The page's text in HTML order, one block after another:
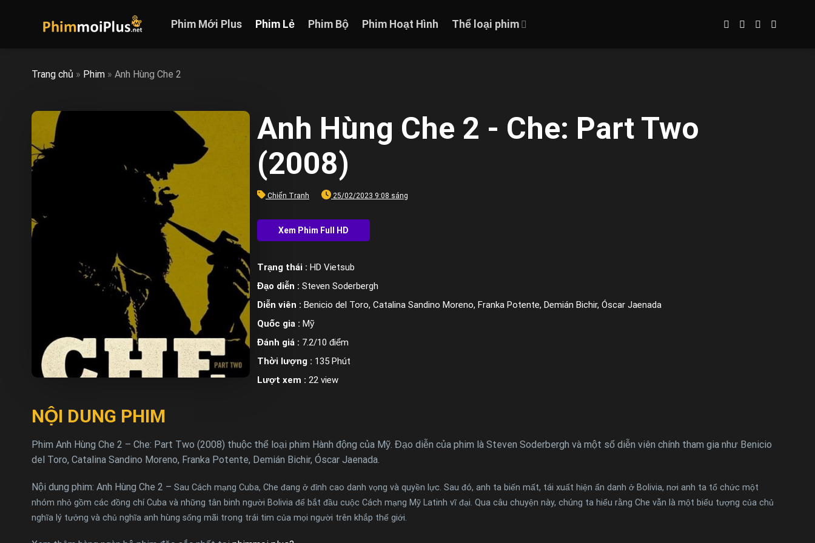
Phim Mới Plus Phim Lẻ Phim Bộ Phim Hoạt Hình Thể loại phim
Trang chủ » Phim » Anh Hùng Che 2
Anh Hùng Che 2 - Che: Part Two
(2008)
Chiến Tranh 25/02/2023 9:08 sáng
Trạng thái : HD Vietsub
Đạo diễn : Steven Soderbergh
Diễn viên : Benicio del Toro, Catalina Sandino Moreno, Franka Potente, Demián Bichir, Óscar Jaenada
Quốc gia : Mỹ
Đánh giá : 7.2/10 điểm
Thời lượng : 135 Phút
Lượt xem : 22 view
NỘI DUNG PHIM
Phim Anh Hùng Che 2 – Che: Part Two (2008) thuộc thể loại phim Hành động của Mỹ. Đạo diễn của phim là Steven Soderbergh và một số diễn viên chính tham gia như Benicio
del Toro, Catalina Sandino Moreno, Franka Potente, Demián Bichir, Óscar Jaenada.
Nội dung phim: Anh Hùng Che 2 – Sau Cách mạng Cuba, Che đang ở đỉnh cao danh vọng và quyền lực. Sau đó, anh ta biến mất, tái xuất hiện ẩn danh ở Bolivia, nơi anh ta tổ chức một
nhóm nhỏ gồm các đồng chí Cuba và những tân binh người Bolivia để bắt đầu cuộc Cách mạng Mỹ Latinh vĩ đại. Qua câu chuyện này, chúng ta hiểu rằng Che vẫn là một biểu tượng của chủ
nghĩa lý tưởng và chủ nghĩa anh hùng sống mãi trong trái tim của mọi người trên khắp thế giới.